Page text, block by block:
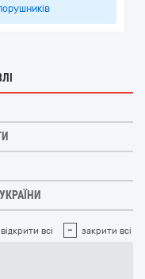
відкрити всі - закрити всі